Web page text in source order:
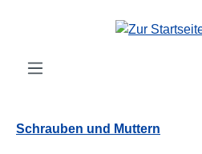
Zum Hauptinhalt springen
Schrauben und Muttern